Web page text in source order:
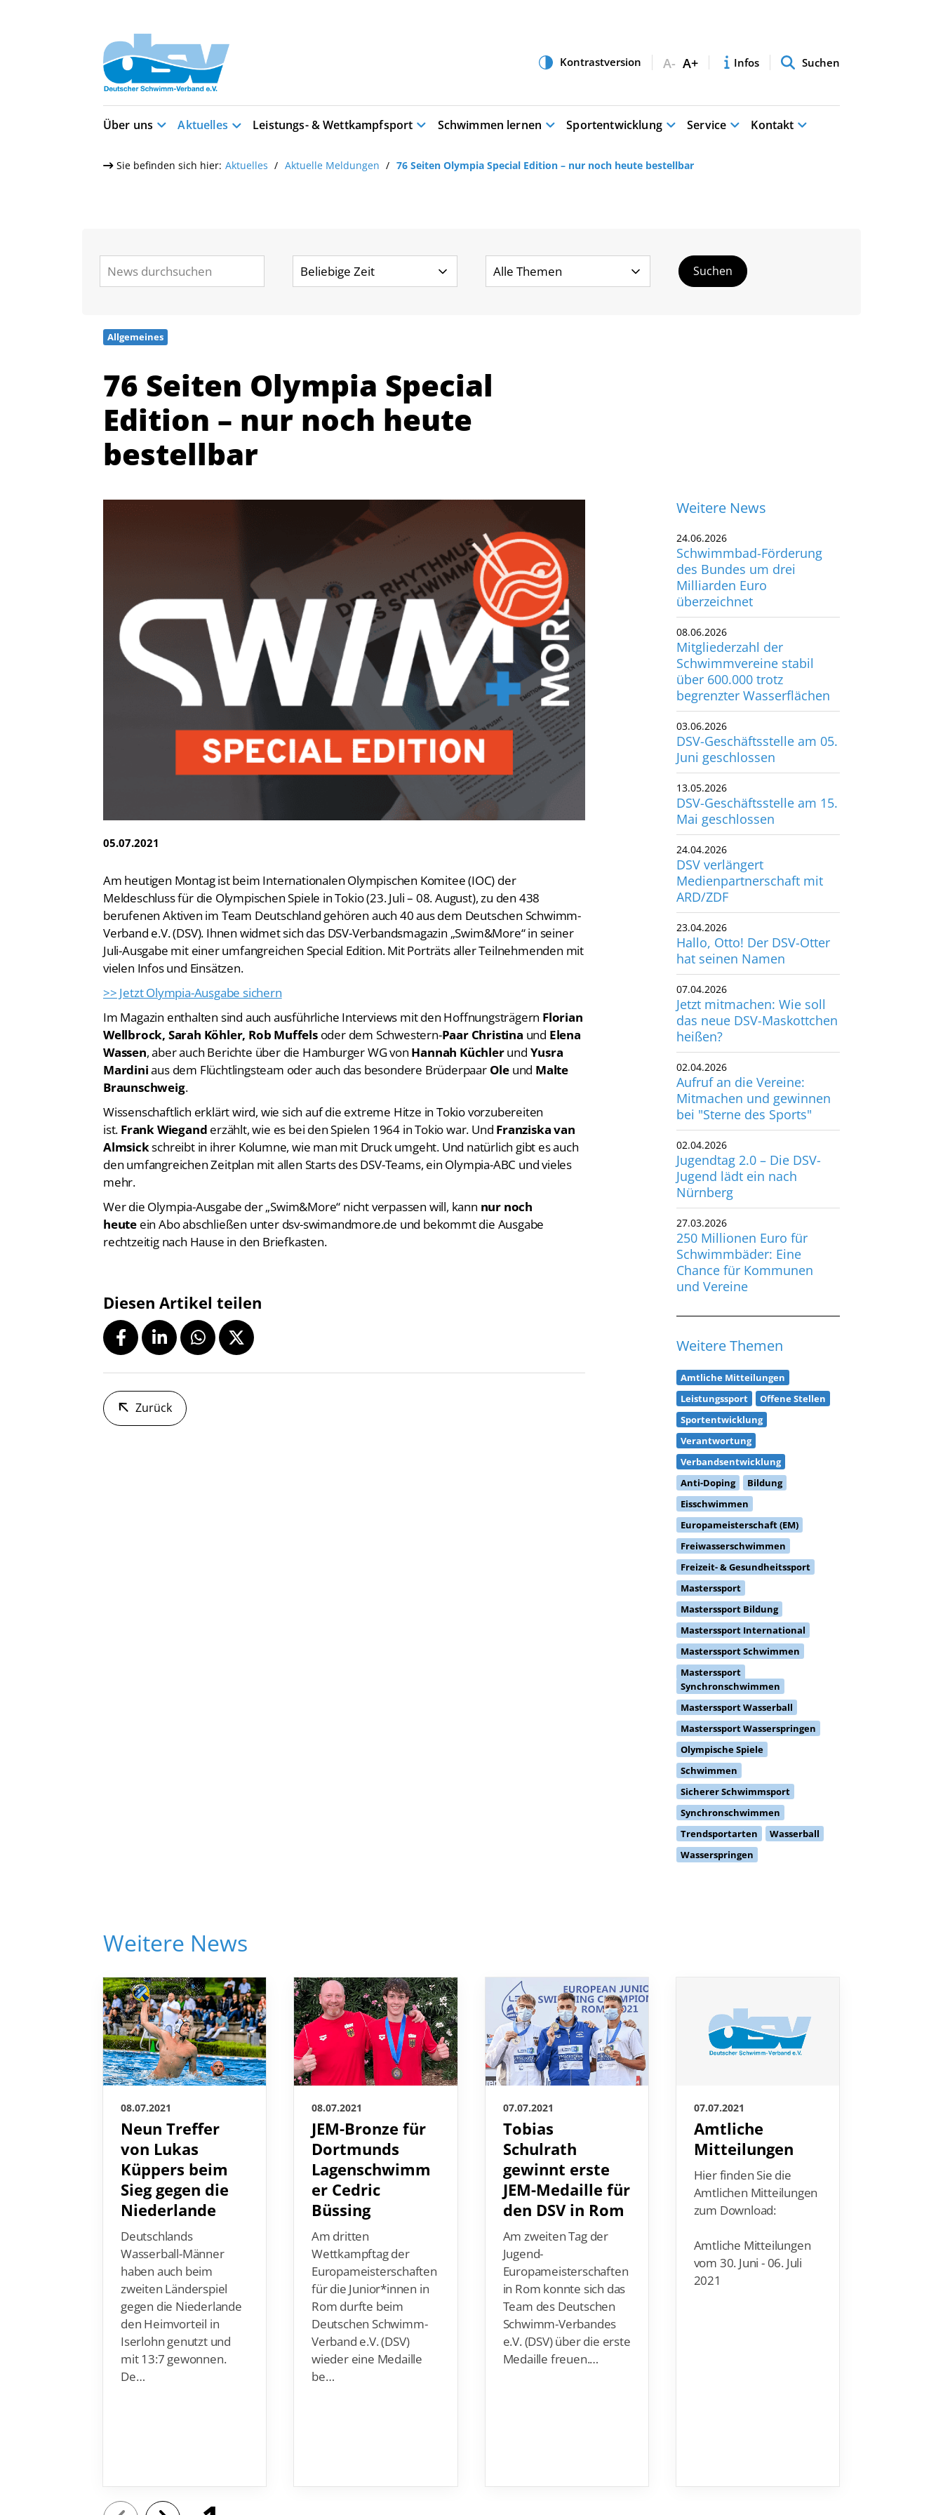
Über uns Aktuelles Leistungs- & Wettkampfsport Schwimmen lernen Sportentwicklung Service Kontakt
76 Seiten Olympia Special
Edition – nur noch heute
bestellbar
05.07.2021
Meldeschluss für die Olympischen Spiele in Tokio (23. Juli – 08. August), zu den 438
berufenen Aktiven im Team Deutschland gehören auch 40 aus dem Deutschen Schwimm-
Verband e.V. (DSV). Ihnen widmet sich das DSV-Verbandsmagazin „Swim&More“ in seiner
Juli-Ausgabe mit einer umfangreichen Special Edition. Mit Porträts aller Teilnehmenden mit
vielen Infos und Einsätzen.
>> Jetzt Olympia-Ausgabe sichern
Im Magazin enthalten sind auch ausführliche Interviews mit den Hoffnungsträgern
Wellbrock, Sarah Köhler, Rob Muffelsoder dem Schwestern- Paar ChristinaundElena
Wassen, aber auch Berichte über die Hamburger WG vonHannah KüchlerundYusra
Mardini aus dem Flüchtlingsteam oder auch das besondere BrüderpaarOleundMalte
Braunschweig.
Wissenschaftlich erklärt wird, wie sich auf die extreme Hitze in Tokio vorzubereiten
ist.Frank Wieganderzählt, wie es bei den Spielen 1964 in Tokio war. UndFranziska van
Almsickschreibt in ihrer Kolumne, wie man mit Druck umgeht. Und natürlich gibt es auch
den umfangreichen Zeitplan mit allen Starts des DSV-Teams, ein Olympia-ABC und vieles
mehr.
Wer die Olympia-Ausgabe der „Swim&More“ nicht verpassen will, kann
heuteein Abo abschließen unter dsv-swimandmore.de und bekommt die Ausgabe
rechtzeitig nach Hause in den Briefkasten.
Zurück
Schwimmbad-Förderung
des Bundes um drei
Milliarden Euro
überzeichnet
Mitgliederzahl der
Schwimmvereine stabil
über 600.000 trotz
begrenzter Wasserflächen
03.06.2026
DSV-Geschäftsstelle am 05.
Juni geschlossen
13.05.2026
DSV-Geschäftsstelle am 15.
Mai geschlossen
24.04.2026
DSV verlängert
Medienpartnerschaft mit
ARD/ZDF
Hallo, Otto! Der DSV-Otter
hat seinen Namen
Jetzt mitmachen: Wie soll
das neue DSV-Maskottchen
heißen?
Aufruf an die Vereine:
Mitmachen und gewinnen
bei "Sterne des Sports"
Jugendtag 2.0 – Die DSV-
Jugend lädt ein nach
Nürnberg
27.03.2026
250 Millionen Euro für
Schwimmbäder: Eine
Chance für Kommunen
und Vereine
Leistungssport
Offene Stellen
Sportentwicklung
Verantwortung
Verbandsentwicklung
Anti-Doping
Bildung
Eisschwimmen
Europameisterschaft (EM)
Freiwasserschwimmen
Freizeit- & Gesundheitssport
Masterssport
Masterssport Bildung
Masterssport International
Masterssport Schwimmen
Masterssport
Synchronschwimmen
Masterssport Wasserball
Masterssport Wasserspringen
Olympische Spiele
Schwimmen
Sicherer Schwimmsport
Synchronschwimmen
Trendsportarten
Wasserball
Wasserspringen
08.07.2021
Neun Treffer
von Lukas
Küppers beim
Sieg gegen die
Niederlande
Deutschlands
Wasserball-Männer
haben auch beim
zweiten Länderspiel
gegen die Niederlande
den Heimvorteil in
Iserlohn genutzt und
mit 13:7 gewonnen.
De…
08.07.2021
JEM-Bronze für
Dortmunds
Lagenschwimm
er Cedric
Büssing
Am dritten
Wettkampftag der
Europameisterschaften
für die Junior*innen in
Rom durfte beim
Deutschen Schwimm-
Verband e.V. (DSV)
wieder eine Medaille
be…
07.07.2021
Tobias
Schulrath
gewinnt erste
JEM-Medaille für
den DSV in Rom
Am zweiten Tag der
Jugend-
Europameisterschaften
in Rom konnte sich das
Team des Deutschen
Schwimm-Verbandes
e.V. (DSV) über die erste
Medaille freuen.…
Amtliche
Mitteilungen
Hier finden Sie die
Amtlichen Mitteilungen
zum Download:
vom 30. Juni - 06. Juli
2021
1
Quicklinks
Vereinsfinder
Lizenzwesen
Zentrale Hinweisstelle
Recht auf sicheren Schwimmsport
Abteilungen
Schwimmen
Freiwasserschwimmen
Wasserspringen
Wasserball
Synchronschwimmen
Masterssport
Deutscher Schwimm-Verband e.V.
Korbacher Straße 93
D-34132 Kassel
Fax: +49 561 94083-15
info@dsv.de